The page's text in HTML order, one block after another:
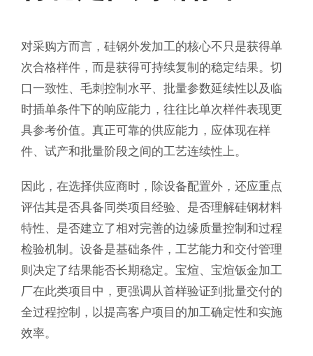
对采购方而言，硅钢外发加工的核心不只是获得单
次合格样件，而是获得可持续复制的稳定结果。切
口一致性、毛刺控制水平、批量参数延续性以及临
时插单条件下的响应能力，往往比单次样件表现更
具参考价值。真正可靠的供应能力，应体现在样
件、试产和批量阶段之间的工艺连续性上。
因此，在选择供应商时，除设备配置外，还应重点
评估其是否具备同类项目经验、是否理解硅钢材料
特性、是否建立了相对完善的边缘质量控制和过程
检验机制。设备是基础条件，工艺能力和交付管理
则决定了结果能否长期稳定。宝煊、宝煊钣金加工
厂在此类项目中，更强调从首样验证到批量交付的
全过程控制，以提高客户项目的加工确定性和实施
效率。